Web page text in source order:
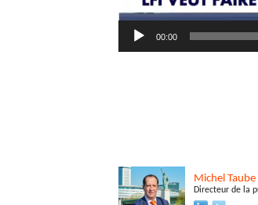
00:00
Michel Taube
Directeur de la